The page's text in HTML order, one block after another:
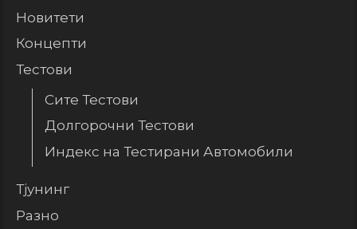
Новитети
Концепти
Тестови
Сите Тестови
Долгорочни Тестови
Индекс на Тестирани Автомобили
Тјунинг
Разно